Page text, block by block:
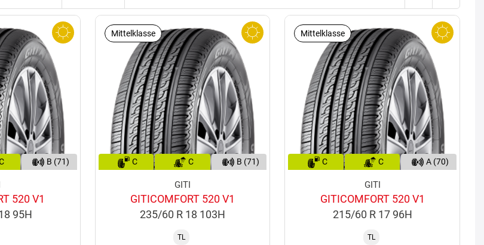
B (71)
520 V1
95H
Mittelklasse
C C B (71)
GITI
GITICOMFORT 520 V1
235/60 R 18 103H
TL
Mittelklasse
C C A (70)
GITI
GITICOMFORT 520 V1
215/60 R 17 96H
TL